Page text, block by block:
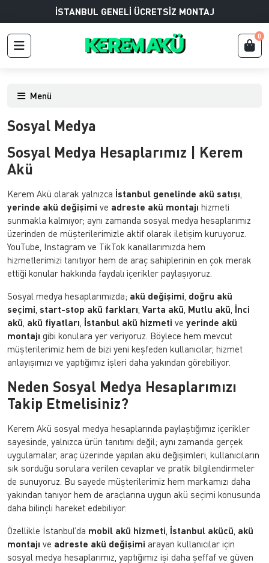
İSTANBUL GENELİ ÜCRETSİZ MONTAJ
0
Menü
Sosyal Medya
Sosyal Medya Hesaplarımız | Kerem
Akü
Kerem Akü olarak yalnızca İstanbul genelinde akü satışı
yerinde akü değişimi ve adreste akü montajı hizmeti
sunmakla kalmıyor; aynı zamanda sosyal medya hesaplarımız
üzerinden de müşterilerimizle aktif olarak iletişim kuruyoruz.
YouTube, Instagram ve TikTok kanallarımızda hem
hizmetlerimizi tanıtıyor hem de araç sahiplerinin en çok merak
ettiği konular hakkında faydalı içerikler paylaşıyoruz.
Sosyal medya hesaplarımızda; akü değişimi doğru akü
seçimi start-stop akü farkları Varta akü Mutlu akü İnci
akü akü fiyatları İstanbul akü hizmeti ve yerinde akü
montajı gibi konulara yer veriyoruz. Böylece hem mevcut
müşterilerimiz hem de bizi yeni keşfeden kullanıcılar, hizmet
anlayışımızı ve yaptığımız işleri daha yakından görebiliyor.
Neden Sosyal Medya Hesaplarımızı
Takip Etmelisiniz?
Kerem Akü sosyal medya hesaplarında paylaştığımız içerikler
sayesinde, yalnızca ürün tanıtımı değil; aynı zamanda gerçek
uygulamalar, araç üzerinde yapılan akü değişimleri, kullanıcıların
sık sorduğu sorulara verilen cevaplar ve pratik bilgilendirmeler
de sunuyoruz. Bu sayede müşterilerimiz hem markamızı daha
yakından tanıyor hem de araçlarına uygun akü seçimi konusunda
daha bilinçli hareket edebiliyor.
Özellikle İstanbul’da mobil akü hizmeti İstanbul akücü akü
montajı ve adreste akü değişimi arayan kullanıcılar için
sosyal medya hesaplarımız, yaptığımız işi daha şeffaf ve güven